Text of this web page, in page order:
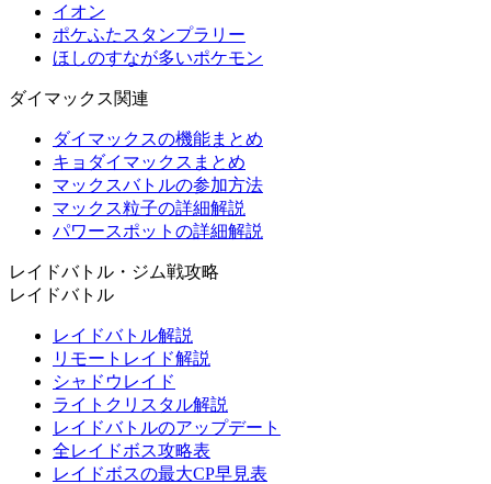
イオン
ポケふたスタンプラリー
ほしのすなが多いポケモン
ダイマックス関連
ダイマックスの機能まとめ
キョダイマックスまとめ
マックスバトルの参加方法
マックス粒子の詳細解説
パワースポットの詳細解説
レイドバトル・ジム戦攻略
レイドバトル
レイドバトル解説
リモートレイド解説
シャドウレイド
ライトクリスタル解説
レイドバトルのアップデート
全レイドボス攻略表
レイドボスの最大CP早見表